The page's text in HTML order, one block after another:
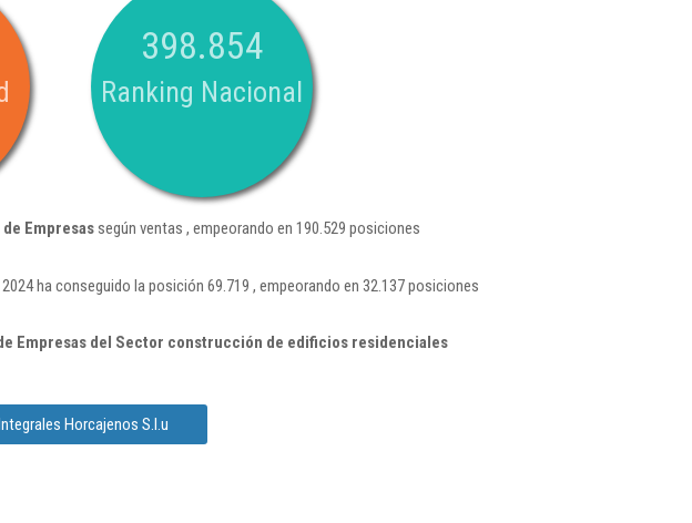
398.854
Ranking Nacional
Empresassegún ventas , empeorando en 190.529 posiciones
ha conseguido la posición 69.719 , empeorando en 32.137 posiciones
Empresas del Sector construcción de edificios residenciales
Horcajenos S.l.u